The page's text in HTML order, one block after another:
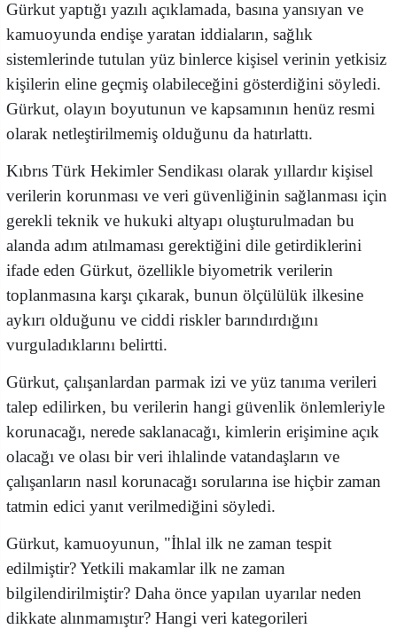
Gürkut yaptığı yazılı açıklamada, basına yansıyan ve
kamuoyunda endişe yaratan iddiaların, sağlık
sistemlerinde tutulan yüz binlerce kişisel verinin yetkisiz
kişilerin eline geçmiş olabileceğini gösterdiğini söyledi.
Gürkut, olayın boyutunun ve kapsamının henüz resmi
olarak netleştirilmemiş olduğunu da hatırlattı.
Kıbrıs Türk Hekimler Sendikası olarak yıllardır kişisel
verilerin korunması ve veri güvenliğinin sağlanması için
gerekli teknik ve hukuki altyapı oluşturulmadan bu
alanda adım atılmaması gerektiğini dile getirdiklerini
ifade eden Gürkut, özellikle biyometrik verilerin
toplanmasına karşı çıkarak, bunun ölçülülük ilkesine
aykırı olduğunu ve ciddi riskler barındırdığını
vurguladıklarını belirtti.
Gürkut, çalışanlardan parmak izi ve yüz tanıma verileri
talep edilirken, bu verilerin hangi güvenlik önlemleriyle
korunacağı, nerede saklanacağı, kimlerin erişimine açık
olacağı ve olası bir veri ihlalinde vatandaşların ve
çalışanların nasıl korunacağı sorularına ise hiçbir zaman
tatmin edici yanıt verilmediğini söyledi.
Gürkut, kamuoyunun, "İhlal ilk ne zaman tespit
edilmiştir? Yetkili makamlar ilk ne zaman
bilgilendirilmiştir? Daha önce yapılan uyarılar neden
dikkate alınmamıştır? Hangi veri kategorileri